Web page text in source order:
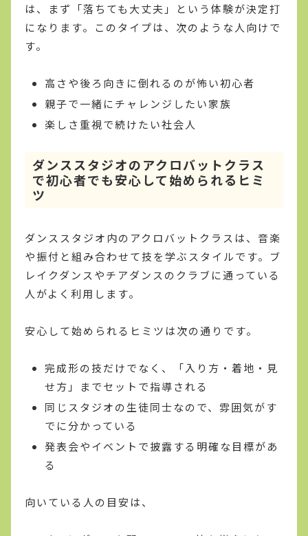
は、まず「落ちても大丈夫」という体験が決定打
になります。このタイプは、次のような人向けで
す。
高さや後ろ向きに倒れるのが怖い初心者
親子で一緒にチャレンジしたい家族
楽しさ重視で続けたい社会人
ダンススタジオのアクロバットクラス
で初心者でも安心して始められるヒミ
ツ
ダンススタジオ内のアクロバットクラスは、音楽
や振付と組み合わせて技を学ぶスタイルです。ブ
レイクダンスやチアダンスのクラブに通っている
人がよく利用します。
安心して始められるヒミツは次の通りです。
完成形の技だけでなく、「入り方・着地・見
せ方」までセットで指導される
同じスタジオの生徒同士なので、雰囲気がす
でに分かっている
発表会やイベントで披露する明確な目標があ
る
向いている人の目安は、